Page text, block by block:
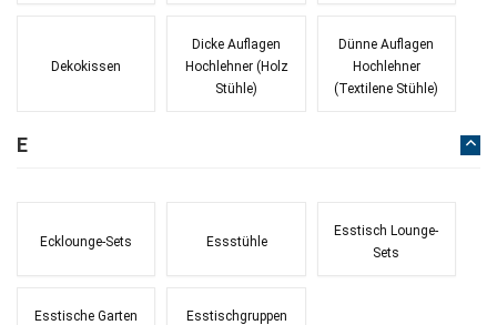
Dekokissen
Dicke Auflagen
Hochlehner (Holz
Stühle)
Dünne Auflagen
Hochlehner
(Textilene Stühle)
E
Ecklounge-Sets Essstühle
Esstisch Lounge-
Sets
Esstische Garten Esstischgruppen